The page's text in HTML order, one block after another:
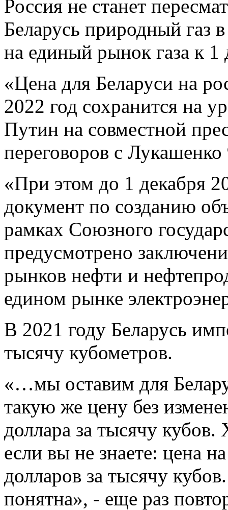
Россия не станет
Беларусь природный газ
на единый рынок газа к 1
«Цена для Беларуси на
2022 год сохранится на
Путин на совместной
переговоров с
«При этом до 1 декабря
документ по созданию
рамках Союзного
предусмотрено
рынков нефти и
едином рынке
В 2021 году Беларусь
тысячу кубометров.
«…мы оставим для
такую же цену без
доллара за тысячу
если вы не знаете: цена
долларов за тысячу
понятна», - еще раз